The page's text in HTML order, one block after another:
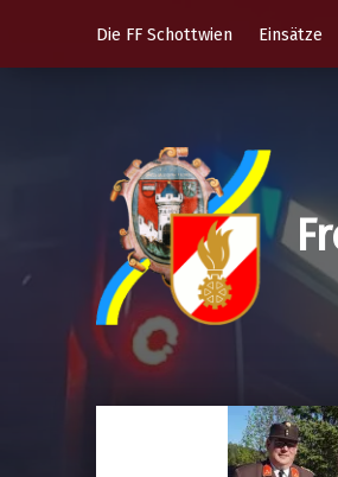
Die FF Schottwien
Einsätze